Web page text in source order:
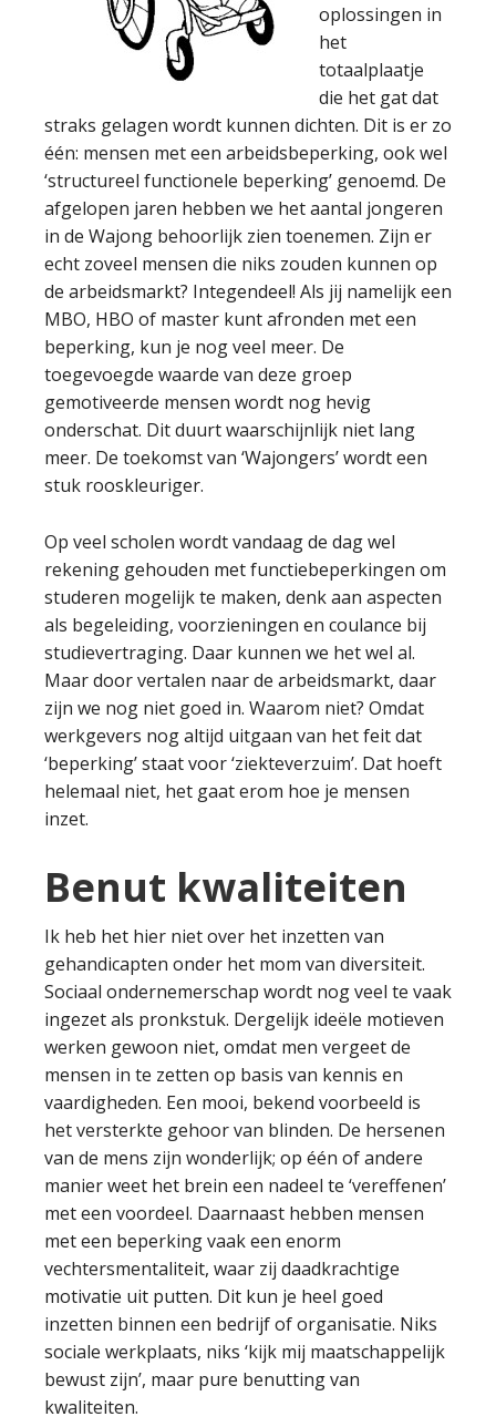
oplossingen in
het
totaalplaatje
die het gat dat
straks gelagen wordt kunnen dichten. Dit is er zo
één: mensen met een arbeidsbeperking, ook wel
‘structureel functionele beperking’ genoemd. De
afgelopen jaren hebben we het aantal jongeren
in de Wajong behoorlijk zien toenemen. Zijn er
echt zoveel mensen die niks zouden kunnen op
de arbeidsmarkt? Integendeel! Als jij namelijk een
MBO, HBO of master kunt afronden met een
beperking, kun je nog veel meer. De
toegevoegde waarde van deze groep
gemotiveerde mensen wordt nog hevig
onderschat. Dit duurt waarschijnlijk niet lang
meer. De toekomst van ‘Wajongers’ wordt een
stuk rooskleuriger.
Op veel scholen wordt vandaag de dag wel
rekening gehouden met functiebeperkingen om
studeren mogelijk te maken, denk aan aspecten
als begeleiding, voorzieningen en coulance bij
studievertraging. Daar kunnen we het wel al.
Maar door vertalen naar de arbeidsmarkt, daar
zijn we nog niet goed in. Waarom niet? Omdat
werkgevers nog altijd uitgaan van het feit dat
‘beperking’ staat voor ‘ziekteverzuim’. Dat hoeft
helemaal niet, het gaat erom hoe je mensen
inzet.
Benut kwaliteiten
Ik heb het hier niet over het inzetten van
gehandicapten onder het mom van diversiteit.
Sociaal ondernemerschap wordt nog veel te vaak
ingezet als pronkstuk. Dergelijk ideële motieven
werken gewoon niet, omdat men vergeet de
mensen in te zetten op basis van kennis en
vaardigheden. Een mooi, bekend voorbeeld is
het versterkte gehoor van blinden. De hersenen
van de mens zijn wonderlijk; op één of andere
manier weet het brein een nadeel te ‘vereffenen’
met een voordeel. Daarnaast hebben mensen
met een beperking vaak een enorm
vechtersmentaliteit, waar zij daadkrachtige
motivatie uit putten. Dit kun je heel goed
inzetten binnen een bedrijf of organisatie. Niks
sociale werkplaats, niks ‘kijk mij maatschappelijk
bewust zijn’, maar pure benutting van
kwaliteiten.